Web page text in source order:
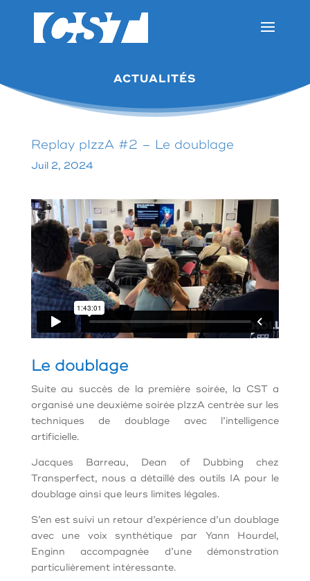
ACTUALITÉS
Replay pIzzA #2 – Le doublage
Juil 2, 2024
Le doublage
Suite au succès de la première soirée, la CST a
organisé une deuxième soirée pIzzA centrée sur les
techniques de doublage avec l’intelligence
artificielle.
Jacques Barreau, Dean of Dubbing chez
Transperfect, nous a détaillé des outils IA pour le
doublage ainsi que leurs limites légales.
S’en est suivi un retour d’expérience d’un doublage
avec une voix synthétique par Yann Hourdel,
Enginn accompagnée d’une démonstration
particulièrement intéressante.